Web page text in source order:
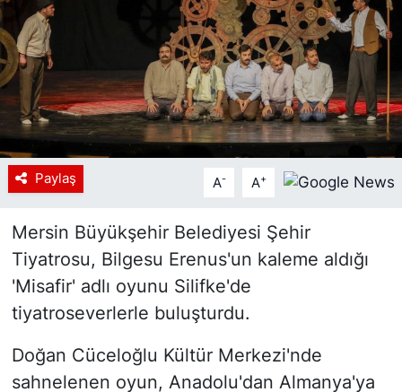
Paylaş A- A+
Mersin Büyükşehir Belediyesi Şehir
Tiyatrosu, Bilgesu Erenus'un kaleme aldığı
'Misafir' adlı oyunu Silifke'de
tiyatroseverlerle buluşturdu.
Doğan Cüceloğlu Kültür Merkezi'nde
sahnelenen oyun, Anadolu'dan Almanya'ya
YEREL HABER
Haberde insan
Tanıtım